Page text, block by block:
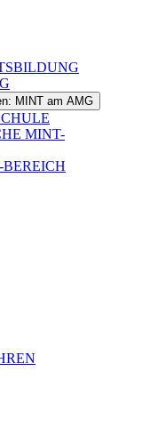
MINT am AMG
MINT-